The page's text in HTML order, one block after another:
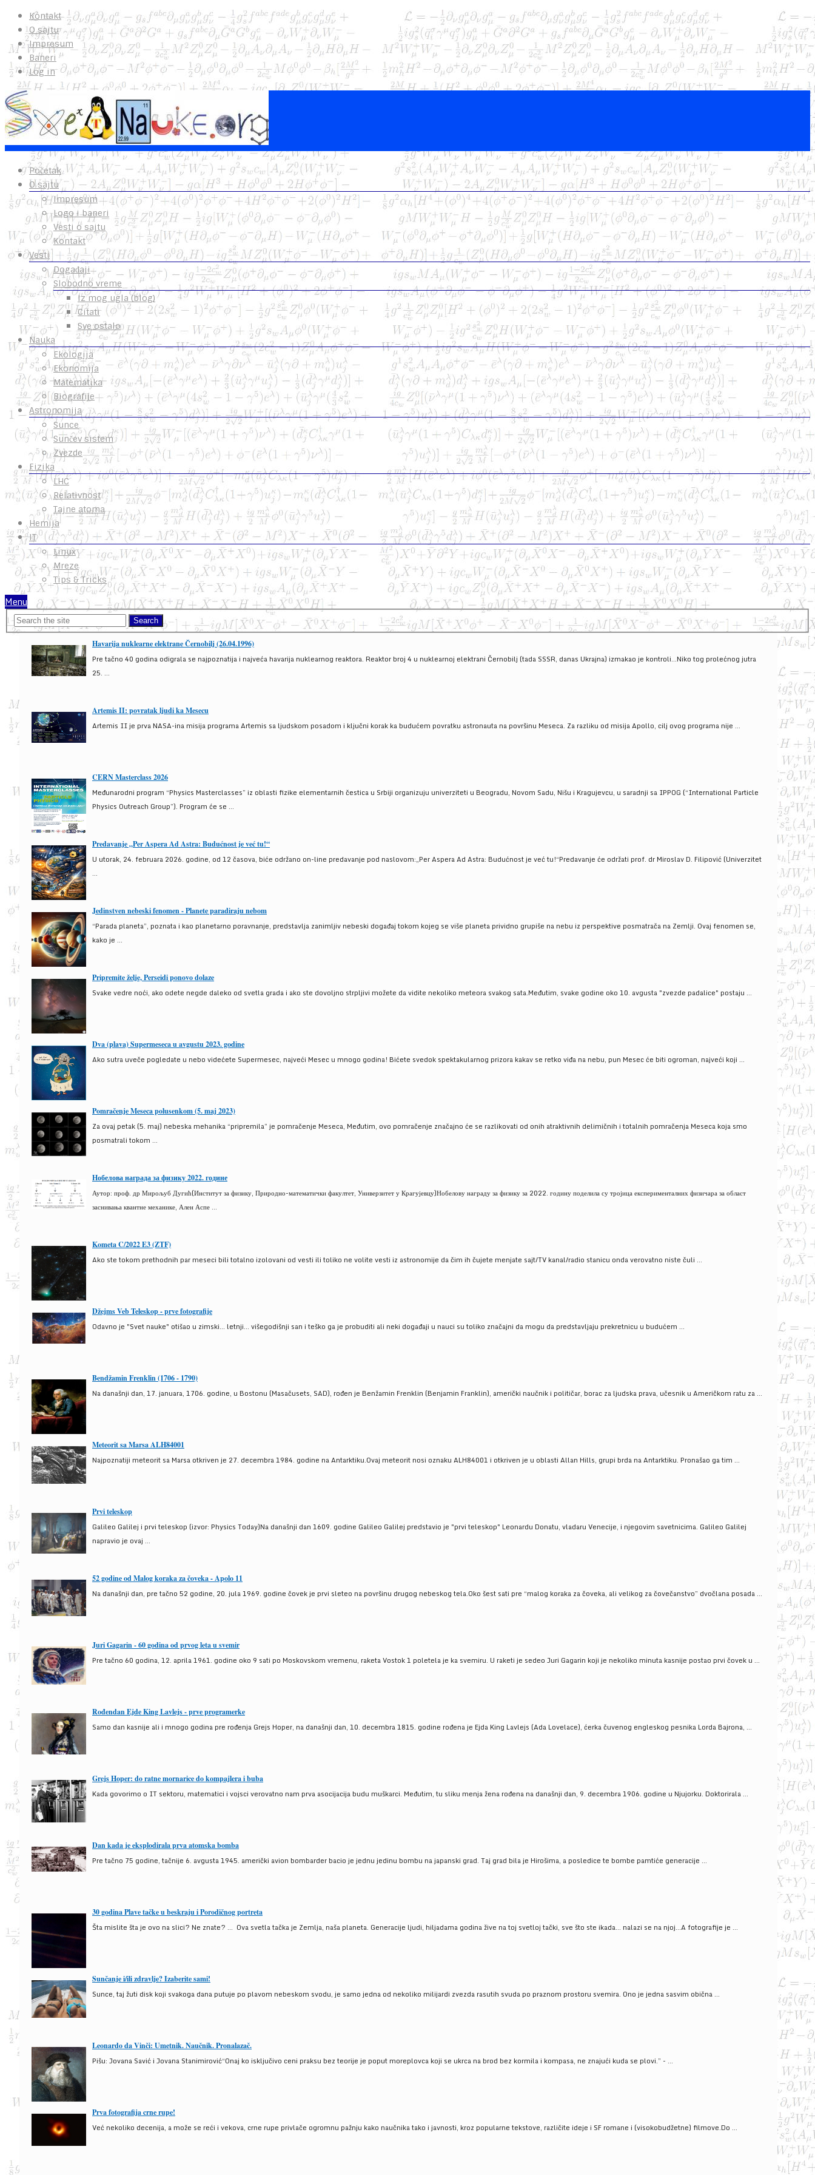
Kontakt
O sajtu
Impresum
Baneri
Log in
Početak
O sajtu
Impresum
Logo i baneri
Vesti o sajtu
Kontakt
Vesti
Događaji
Slobodno vreme
Iz mog ugla (blog)
Citati
Sve ostalo
Nauka
Ekologija
Ekonomija
Matematika
Biografije
Astronomija
Sunce
Sunčev sistem
Zvezde
Fizika
LHC
Relativnost
Tajne atoma
Hemija
IT
Linux
Mreze
Tips & Tricks
Menu
Havarija nuklearne elektrane Černobilj (26.04.1996)
Pre tačno 40 godina odigrala se najpoznatija i najveća havarija nuklearnog reaktora. Reaktor broj 4 u nuklearnoj elektrani Černobilj (tada SSSR, danas Ukrajna) izmakao je kontroli...Niko tog prolećnog jutra
25. ...
Artemis II: povratak ljudi ka Mesecu
Artemis II je prva NASA-ina misija programa Artemis sa ljudskom posadom i ključni korak ka budućem povratku astronauta na površinu Meseca. Za razliku od misija Apollo, cilj ovog programa nije ...
CERN Masterclass 2026
Međunarodni program “Physics Masterclasses” iz oblasti fizike elementarnih čestica u Srbiji organizuju univerziteti u Beogradu, Novom Sadu, Nišu i Kragujevcu, u saradnji sa IPPOG (“International Particle
Physics Outreach Group”). Program će se ...
Predavanje „Per Aspera Ad Astra: Budućnost je već tu!“
U utorak, 24. februara 2026. godine, od 12 časova, biće održano on-line predavanje pod naslovom:„Per Aspera Ad Astra: Budućnost je već tu!“Predavanje će održati prof. dr Miroslav D. Filipović (Univerzitet
...
Jedinstven nebeski fenomen - Planete paradiraju nebom
“Parada planeta”, poznata i kao planetarno poravnanje, predstavlja zanimljiv nebeski događaj tokom kojeg se više planeta prividno grupiše na nebu iz perspektive posmatrača na Zemlji. Ovaj fenomen se,
kako je ...
Pripremite želje, Perseidi ponovo dolaze
Svake vedre noći, ako odete negde daleko od svetla grada i ako ste dovoljno strpljivi možete da vidite nekoliko meteora svakog sata.Međutim, svake godine oko 10. avgusta "zvezde padalice" postaju ...
Dva (plava) Supermeseca u avgustu 2023. godine
Ako sutra uveče pogledate u nebo videćete Supermesec, najveći Mesec u mnogo godina! Bićete svedok spektakularnog prizora kakav se retko viđa na nebu, pun Mesec će biti ogroman, najveći koji ...
Pomračenje Meseca polusenkom (5. maj 2023)
Za ovaj petak (5. maj) nebeska mehanika “pripremila” je pomračenje Meseca, Međutim, ovo pomračenje značajno će se razlikovati od onih atraktivnih delimičnih i totalnih pomračenja Meseca koja smo
posmatrali tokom ...
Нобелова награда за физику 2022. године
Аутор: проф. др Мирољуб Дугић(Институт за физику, Природно-математички факултет, Универзитет у Крагујевцу)Нобелову награду за физику за 2022. годину поделила су тројица експерименталних физичара за област
заснивања квантне механике, Ален Аспе ...
Kometa C/2022 E3 (ZTF)
Ako ste tokom prethodnih par meseci bili totalno izolovani od vesti ili toliko ne volite vesti iz astronomije da čim ih čujete menjate sajt/TV kanal/radio stanicu onda verovatno niste čuli ...
Džejms Veb Teleskop - prve fotografije
Odavno je "Svet nauke" otišao u zimski... letnji... višegodišnji san i teško ga je probuditi ali neki događaji u nauci su toliko značajni da mogu da predstavljaju prekretnicu u budućem ...
Bendžamin Frenklin (1706 - 1790)
Na današnji dan, 17. januara, 1706. godine, u Bostonu (Masačusets, SAD), rođen je Benžamin Frenklin (Benjamin Franklin), američki naučnik i političar, borac za ljudska prava, učesnik u Američkom ratu za ...
Meteorit sa Marsa ALH84001
Najpoznatiji meteorit sa Marsa otkriven je 27. decembra 1984. godine na Antarktiku.Ovaj meteorit nosi oznaku ALH84001 i otkriven je u oblasti Allan Hills, grupi brda na Antarktiku. Pronašao ga tim ...
Prvi teleskop
Galileo Galilej i prvi teleskop (izvor: Physics Today)Na današnji dan 1609. godine Galileo Galilej predstavio je "prvi teleskop" Leonardu Donatu, vladaru Venecije, i njegovim savetnicima. Galileo Galilej
napravio je ovaj ...
52 godine od Malog koraka za čoveka - Apolo 11
Na današnji dan, pre tačno 52 godine, 20. jula 1969. godine čovek je prvi sleteo na površinu drugog nebeskog tela.Oko šest sati pre “malog koraka za čoveka, ali velikog za čovečanstvo” dvočlana posada ...
Juri Gagarin - 60 godina od prvog leta u svemir
Pre tačno 60 godina, 12. aprila 1961. godine oko 9 sati po Moskovskom vremenu, raketa Vostok 1 poletela je ka svemiru. U raketi je sedeo Juri Gagarin koji je nekoliko minuta kasnije postao prvi čovek u ...
Rođendan Ejde King Lavlejs - prve programerke
Samo dan kasnije ali i mnogo godina pre rođenja Grejs Hoper, na današnji dan, 10. decembra 1815. godine rođena je Ejda King Lavlejs (Ada Lovelace), ćerka čuvenog engleskog pesnika Lorda Bajrona, ...
Grejs Hoper: do ratne mornarice do kompajlera i buba
Kada govorimo o IT sektoru, matematici i vojsci verovatno nam prva asocijacija budu muškarci. Međutim, tu sliku menja žena rođena na današnji dan, 9. decembra 1906. godine u Njujorku. Doktorirala ...
Dan kada je eksplodirala prva atomska bomba
Pre tačno 75 godine, tačnije 6. avgusta 1945. američki avion bombarder bacio je jednu jedinu bombu na japanski grad. Taj grad bila je Hirošima, a posledice te bombe pamtiće generacije ...
30 godina Plave tačke u beskraju i Porodičnog portreta
Šta mislite šta je ovo na slici? Ne znate? … Ova svetla tačka je Zemlja, naša planeta. Generacije ljudi, hiljadama godina žive na toj svetloj tački, sve što ste ikada… nalazi se na njoj…A fotografije je ...
Sunčanje i/ili zdravlje? Izaberite sami!
Sunce, taj žuti disk koji svakoga dana putuje po plavom nebeskom svodu, je samo jedna od nekoliko milijardi zvezda rasutih svuda po praznom prostoru svemira. Ono je jedna sasvim obična ...
Leonardo da Vinči: Umetnik. Naučnik. Pronalazač.
Pišu: Jovana Savić i Jovana Stanimirović“Onaj ko isključivo ceni praksu bez teorije je poput moreplovca koji se ukrca na brod bez kormila i kompasa, ne znajući kuda se plovi.” - ...
Prva fotografija crne rupe!
Već nekoliko decenija, a može se reći i vekova, crne rupe privlače ogromnu pažnju kako naučnika tako i javnosti, kroz popularne tekstove, različite ideje i SF romane i (visokobudžetne) filmove.Do ...